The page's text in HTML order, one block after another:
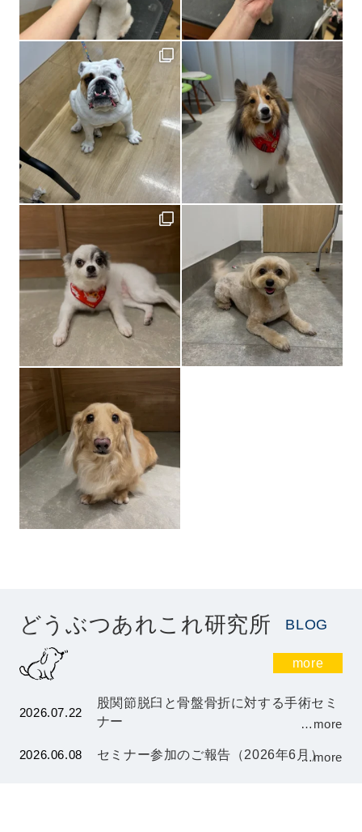
どうぶつあれこれ研究所 BLOG
more
2026.07.22
股関節脱臼と骨盤骨折に対する手術セミ
ナー
…more
2026.06.08 セミナー参加のご報告（2026年6月）
…more